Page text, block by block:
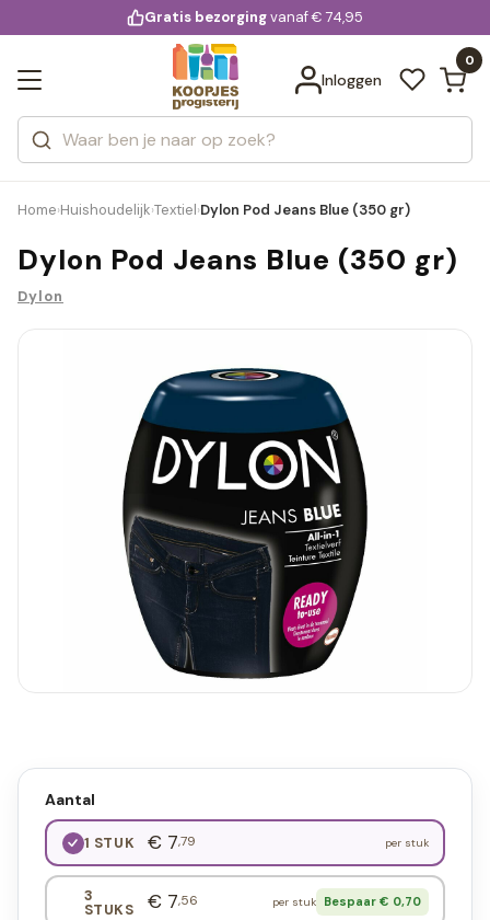
voor 20:00 uur besteld
Gratis bezorgingvanaf € 74,95
Inloggen
0
Zoeken
Categorieën
Merken
Bekijk alle resultaten
Home›Huishoudelijk›Textiel›Dylon Pod Jeans Blue (350 gr)
Dylon Pod Jeans Blue (350 gr)
Dylon
Aantal
1 STUK € 7,79 per stuk
3
STUKS € 7,56 per stuk Bespaar € 0,70